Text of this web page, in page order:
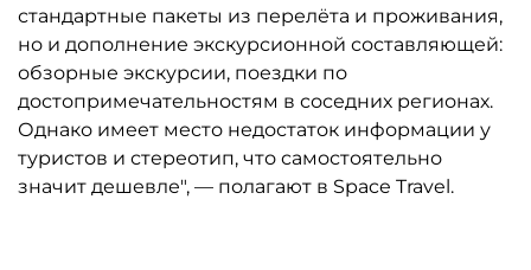
стандартные пакеты из перелёта и проживания,
но и дополнение экскурсионной составляющей:
обзорные экскурсии, поездки по
достопримечательностям в соседних регионах.
Однако имеет место недостаток информации у
туристов и стереотип, что самостоятельно
значит дешевле", — полагают в Space Travel.